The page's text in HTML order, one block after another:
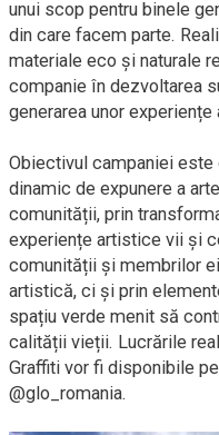
unui scop pentru binele
din care facem parte.
materiale eco și naturale
companie în dezvoltarea
generarea unor
Obiectivul campaniei este
dinamic de expunere a
comunității, prin
experiențe artistice vii și
comunității și membrilor
artistică, ci și prin
spațiu verde menit să
calității vieții. Lucrările
Graffiti vor fi disponibile
@glo_romania.